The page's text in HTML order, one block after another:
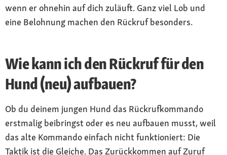
wenn er ohnehin auf dich zuläuft. Ganz viel Lob und
eine Belohnung machen den Rückruf besonders.
Wie kann ich den Rückruf für den
Hund (neu) aufbauen?
Ob du deinem jungen Hund das Rückrufkommando
erstmalig beibringst oder es neu aufbauen musst, weil
das alte Kommando einfach nicht funktioniert: Die
Taktik ist die Gleiche. Das Zurückkommen auf Zuruf